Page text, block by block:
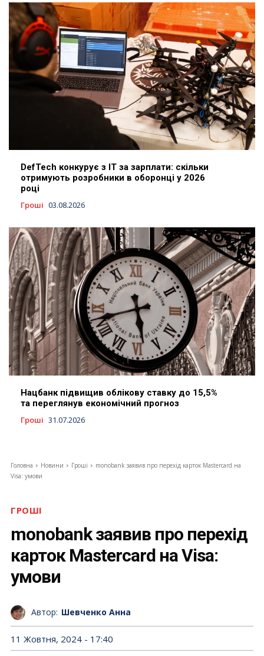
DefTech конкурує з IT за зарплати: скільки
отримують розробники в оборонці у 2026
році
Гроші 03.08.2026
Нацбанк підвищив облікову ставку до 15,5%
та переглянув економічний прогноз
Гроші 31.07.2026